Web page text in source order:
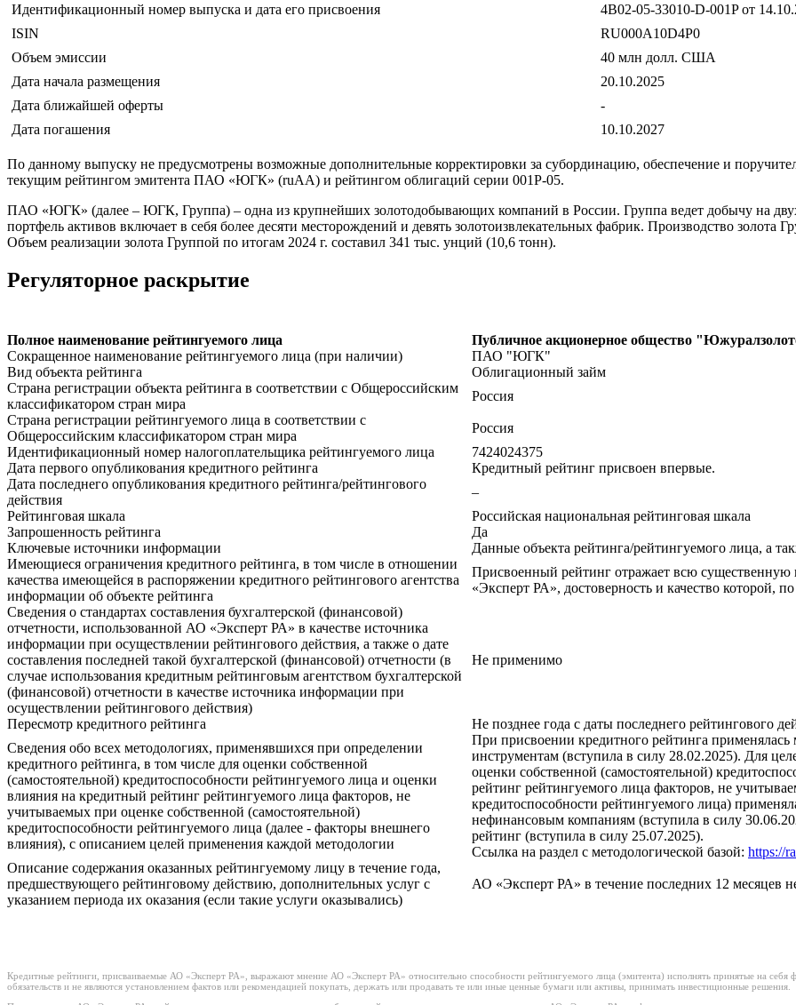
Идентификационный номер выпуска и дата его присвоения
4B02-05-33010-D-001P от
ISIN
RU000A10D4P0
Объем эмиссии
40 млн долл. США
Дата начала размещения
20.10.2025
Дата ближайшей оферты
-
Дата погашения
10.10.2027
По данному выпуску не предусмотрены возможные дополнительные корректировки за субординацию, обеспечение и
текущим рейтингом эмитента ПАО «ЮГК» (ruAA) и рейтингом облигаций серии 001Р-05.
ПАО «ЮГК» (далее – ЮГК, Группа) – одна из крупнейших золотодобывающих компаний в России. Группа ведет добычу на
портфель активов включает в себя более десяти месторождений и девять золотоизвлекательных фабрик. Производство
Объем реализации золота Группой по итогам 2024 г. составил 341 тыс. унций (10,6 тонн).
Регуляторное раскрытие
Полное наименование рейтингуемого лица
Публичное акционерное общество
Сокращенное наименование рейтингуемого лица (при наличии)
ПАО "ЮГК"
Вид объекта рейтинга
Облигационный займ
Страна регистрации объекта рейтинга в соответствии с Общероссийским
классификатором стран мира
Россия
Страна регистрации рейтингуемого лица в соответствии с
Общероссийским классификатором стран мира
Россия
Идентификационный номер налогоплательщика рейтингуемого лица
7424024375
Дата первого опубликования кредитного рейтинга
Кредитный рейтинг присвоен впервые.
Дата последнего опубликования кредитного рейтинга/рейтингового
действия
–
Рейтинговая шкала
Российская национальная рейтинговая шкала
Запрошенность рейтинга
Да
Ключевые источники информации
Данные объекта рейтинга/рейтингуемого лица, а
Имеющиеся ограничения кредитного рейтинга, в том числе в отношении
качества имеющейся в распоряжении кредитного рейтингового агентства
информации об объекте рейтинга
Присвоенный рейтинг отражает всю
«Эксперт РА», достоверность и качество
Сведения о стандартах составления бухгалтерской (финансовой)
отчетности, использованной АО «Эксперт РА» в качестве источника
информации при осуществлении рейтингового действия, а также о дате
составления последней такой бухгалтерской (финансовой) отчетности (в
случае использования кредитным рейтинговым агентством бухгалтерской
(финансовой) отчетности в качестве источника информации при
осуществлении рейтингового действия)
Не применимо
Пересмотр кредитного рейтинга
Не позднее года с даты последнего рейтингового
Сведения обо всех методологиях, применявшихся при определении
кредитного рейтинга, в том числе для оценки собственной
(самостоятельной) кредитоспособности рейтингуемого лица и оценки
влияния на кредитный рейтинг рейтингуемого лица факторов, не
учитываемых при оценке собственной (самостоятельной)
кредитоспособности рейтингуемого лица (далее - факторы внешнего
влияния), с описанием целей применения каждой методологии
При присвоении кредитного рейтинга
инструментам (вступила в силу 28.02.2025). Для
оценки собственной (самостоятельной)
рейтинг рейтингуемого лица факторов, не
кредитоспособности рейтингуемого лица)
нефинансовым компаниям (вступила в силу
рейтинг (вступила в силу 25.07.2025).
Ссылка на раздел с методологической базой: https://
Описание содержания оказанных рейтингуемому лицу в течение года,
предшествующего рейтинговому действию, дополнительных услуг с
указанием периода их оказания (если такие услуги оказывались)
АО «Эксперт РА» в течение последних 12 месяцев
Кредитные рейтинги, присваиваемые АО «Эксперт РА», выражают мнение АО «Эксперт РА» относительно способности рейтингуемого лица (эмитента) исполнять принятые на себя
обязательств и не являются установлением фактов или рекомендацией покупать, держать или продавать те или иные ценные бумаги или активы, принимать инвестиционные решения.